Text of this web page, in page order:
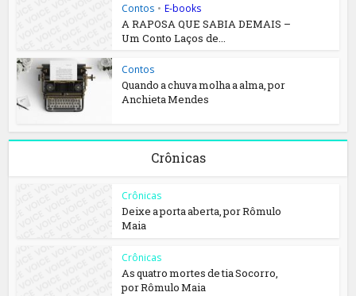
Contos • E-books
A RAPOSA QUE SABIA DEMAIS –
Um Conto Laços de...
Contos
Quando a chuva molha a alma, por
Anchieta Mendes
Crônicas
Crônicas
Deixe a porta aberta, por Rômulo
Maia
Crônicas
As quatro mortes de tia Socorro,
por Rômulo Maia